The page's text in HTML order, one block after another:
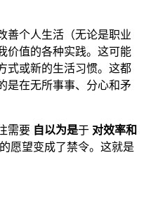
善个人生活（无论是职业
价值的各种实践。这可能
式或新的生活习惯。这都
是在无所事事、分心和矛
需要 自以为是于 对效率和
愿望变成了禁令。这就是